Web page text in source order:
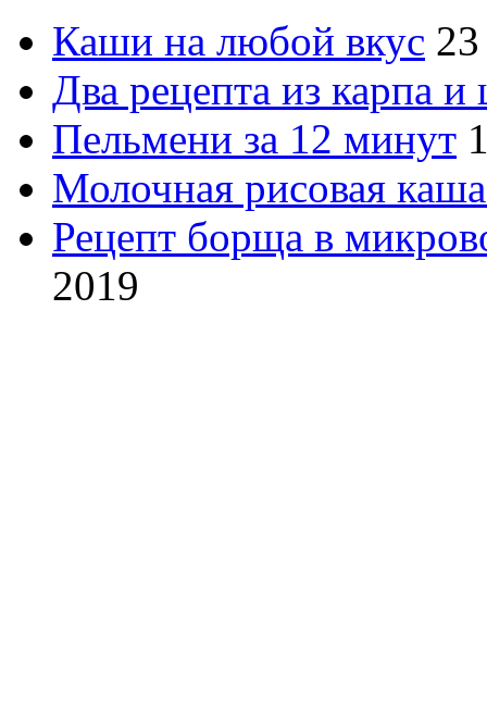
Каши на любой вкус
Два рецепта из карпа
Пельмени за 12 минут
Молочная рисовая
Рецепт борща в
2019